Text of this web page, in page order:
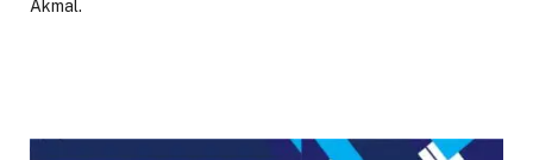
Akmal.